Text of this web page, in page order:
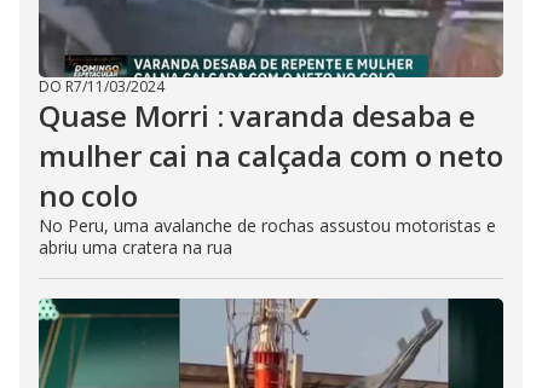
DO R7/11/03/2024
Quase Morri : varanda desaba e
mulher cai na calçada com o neto
no colo
No Peru, uma avalanche de rochas assustou motoristas e
abriu uma cratera na rua